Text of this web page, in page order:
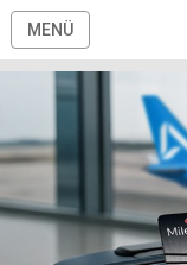
MENÜ